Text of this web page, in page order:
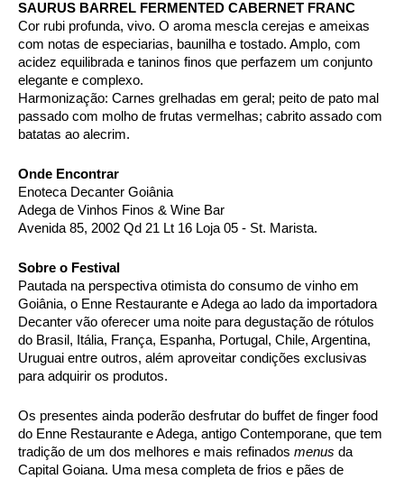
SAURUS BARREL FERMENTED CABERNET FRANC
Cor rubi profunda, vivo. O aroma mescla cerejas e ameixas
com notas de especiarias, baunilha e tostado. Amplo, com
acidez equilibrada e taninos finos que perfazem um conjunto
elegante e complexo.
Harmonização: Carnes grelhadas em geral; peito de pato mal
passado com molho de frutas vermelhas; cabrito assado com
batatas ao alecrim.
Onde Encontrar
Enoteca Decanter Goiânia
Adega de Vinhos Finos & Wine Bar
Avenida 85, 2002 Qd 21 Lt 16 Loja 05 - St. Marista.
Sobre o Festival
Pautada na perspectiva otimista do consumo de vinho em
Goiânia, o Enne Restaurante e Adega ao lado da importadora
Decanter vão oferecer uma noite para degustação de rótulos
do Brasil, Itália, França, Espanha, Portugal, Chile, Argentina,
Uruguai entre outros, além aproveitar condições exclusivas
para adquirir os produtos.
Os presentes ainda poderão desfrutar do buffet de finger food
do Enne Restaurante e Adega, antigo Contemporane, que tem
tradição de um dos melhores e mais refinados menus da
Capital Goiana. Uma mesa completa de frios e pães de